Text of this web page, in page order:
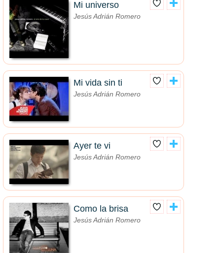
Mi universo
Jesús Adrián Romero
Mi vida sin ti
Jesús Adrián Romero
Ayer te vi
Jesús Adrián Romero
Como la brisa
Jesús Adrián Romero